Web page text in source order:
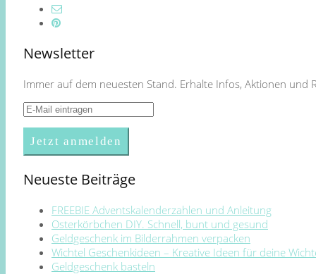
Newsletter
Immer auf dem neuesten Stand. Erhalte Infos, Aktionen und
Neueste Beiträge
FREEBIE Adventskalenderzahlen und Anleitung
Osterkörbchen DIY. Schnell, bunt und gesund
Geldgeschenk im Bilderrahmen verpacken
Wichtel Geschenkideen – Kreative Ideen für deine
Geldgeschenk basteln